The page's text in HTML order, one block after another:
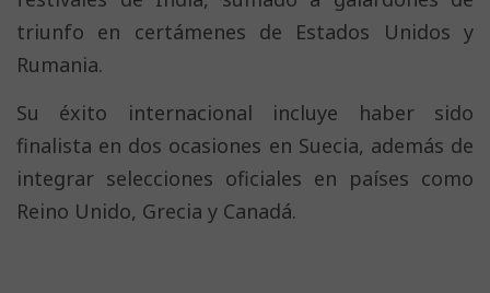
triunfo en certámenes de Estados Unidos y
Rumania.
Su éxito internacional incluye haber sido
finalista en dos ocasiones en Suecia, además de
integrar selecciones oficiales en países como
Reino Unido, Grecia y Canadá.